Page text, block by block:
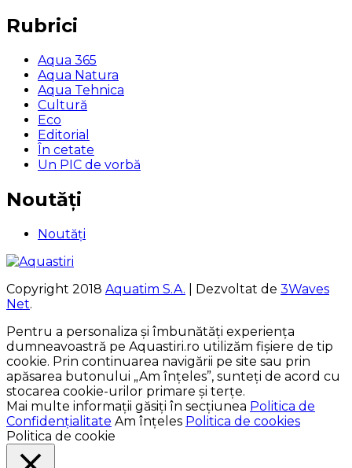
Rubrici
Aqua 365
Aqua Natura
Aqua Tehnica
Cultură
Eco
Editorial
În cetate
Un PIC de vorbă
Noutăți
Noutăți
Copyright 2018 Aquatim S.A. | Dezvoltat de 3Waves
Net.
Pentru a personaliza și îmbunătăți experiența
dumneavoastră pe Aquastiri.ro utilizăm fișiere de tip
cookie. Prin continuarea navigării pe site sau prin
apăsarea butonului „Am înțeles”, sunteți de acord cu
stocarea cookie-urilor primare și terțe.
Mai multe informații găsiți în secțiunea Politica de
Confidențialitate Am înțeles Politica de cookies
Politica de cookie